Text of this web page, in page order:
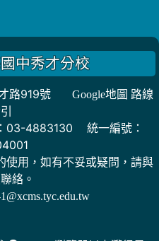
中秀才分校
才路919號
Google地圖 路線
03-4883130 統一編號：
使用，如有不妥或疑問，請與
絡。